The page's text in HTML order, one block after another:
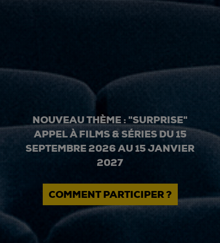
NOUVEAU THÈME : "SURPRISE"
APPEL À FILMS & SÉRIES DU 15
SEPTEMBRE 2026 AU 15 JANVIER
2027
COMMENT PARTICIPER ?